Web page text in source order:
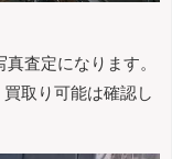
査定になります。
取り可能は確認し